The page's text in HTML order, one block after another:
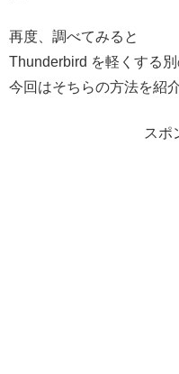
再度、調べてみると
Thunderbird を軽くする
今回はそちらの方法を紹
スポ